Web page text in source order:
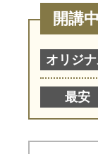
開講
オリジ
最安